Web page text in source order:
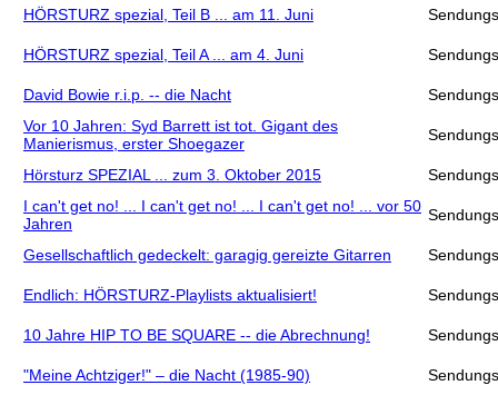
HÖRSTURZ spezial, Teil B ... am 11. Juni
HÖRSTURZ spezial, Teil A ... am 4. Juni
David Bowie r.i.p. -- die Nacht
Vor 10 Jahren: Syd Barrett ist tot. Gigant des
Manierismus, erster Shoegazer
Hörsturz SPEZIAL ... zum 3. Oktober 2015
I can't get no! ... I can't get no! ... I can't get no! ... vor 50
Jahren
Gesellschaftlich gedeckelt: garagig gereizte Gitarren
Endlich: HÖRSTURZ-Playlists aktualisiert!
10 Jahre HIP TO BE SQUARE -- die Abrechnung!
"Meine Achtziger!" – die Nacht (1985-90)